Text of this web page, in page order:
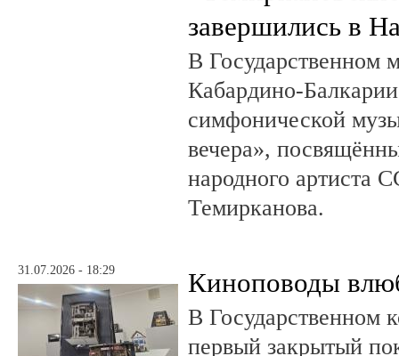
завершились в
В Государственном
Кабардино-
симфонической
вечера»,
народного артиста
Темирканова.
31.07.2026 - 18:29 Киноповоды
В Государственном
первый закрытый